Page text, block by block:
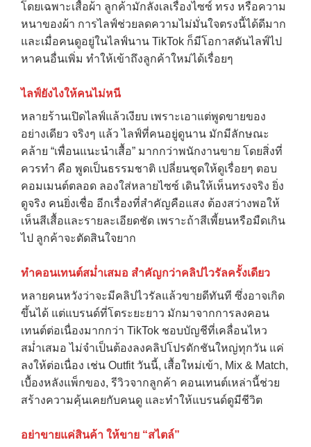
โดยเฉพาะเสื้อผ้า ลูกค้ามักลังเลเรื่องไซซ์ ทรง หรือความ
หนาของผ้า การไลฟ์ช่วยลดความไม่มั่นใจตรงนี้ได้ดีมาก
และเมื่อคนดูอยู่ในไลฟ์นาน TikTok ก็มีโอกาสดันไลฟ์ไป
หาคนอื่นเพิ่ม ทำให้เข้าถึงลูกค้าใหม่ได้เรื่อยๆ
ไลฟ์ยังไงให้คนไม่หนี
หลายร้านเปิดไลฟ์แล้วเงียบ เพราะเอาแต่พูดขายของ
อย่างเดียว จริงๆ แล้ว ไลฟ์ที่คนอยู่ดูนาน มักมีลักษณะ
คล้าย “เพื่อนแนะนำเสื้อ” มากกว่าพนักงานขาย โดยสิ่งที่
ควรทำ คือ พูดเป็นธรรมชาติ เปลี่ยนชุดให้ดูเรื่อยๆ ตอบ
คอมเมนต์ตลอด ลองใส่หลายไซซ์ เดินให้เห็นทรงจริง ยิ่ง
ดูจริง คนยิ่งเชื่อ อีกเรื่องที่สำคัญคือแสง ต้องสว่างพอให้
เห็นสีเสื้อและรายละเอียดชัด เพราะถ้าสีเพี้ยนหรือมืดเกิน
ไป ลูกค้าจะตัดสินใจยาก
ทำคอนเทนต์สม่ำเสมอ สำคัญกว่าคลิปไวรัลครั้งเดียว
หลายคนหวังว่าจะมีคลิปไวรัลแล้วขายดีทันที ซึ่งอาจเกิด
ขึ้นได้ แต่แบรนด์ที่โตระยะยาว มักมาจากการลงคอน
เทนต์ต่อเนื่องมากกว่า TikTok ชอบบัญชีที่เคลื่อนไหว
สม่ำเสมอ ไม่จำเป็นต้องลงคลิปโปรดักชันใหญ่ทุกวัน แค่
ลงให้ต่อเนื่อง เช่น Outfit วันนี้, เสื้อใหม่เข้า, Mix & Match,
เบื้องหลังแพ็กของ, รีวิวจากลูกค้า คอนเทนต์เหล่านี้ช่วย
สร้างความคุ้นเคยกับคนดู และทำให้แบรนด์ดูมีชีวิต
อย่าขายแค่สินค้า ให้ขาย “สไตล์”